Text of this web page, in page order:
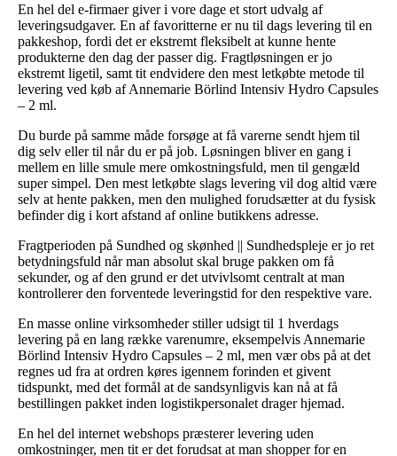
En hel del e-firmaer giver i vore dage et stort udvalg af
leveringsudgaver. En af favoritterne er nu til dags levering til en
pakkeshop, fordi det er ekstremt fleksibelt at kunne hente
produkterne den dag der passer dig. Fragtløsningen er jo
ekstremt ligetil, samt tit endvidere den mest letkøbte metode til
levering ved køb af Annemarie Börlind Intensiv Hydro Capsules
– 2 ml.
Du burde på samme måde forsøge at få varerne sendt hjem til
dig selv eller til når du er på job. Løsningen bliver en gang i
mellem en lille smule mere omkostningsfuld, men til gengæld
super simpel. Den mest letkøbte slags levering vil dog altid være
selv at hente pakken, men den mulighed forudsætter at du fysisk
befinder dig i kort afstand af online butikkens adresse.
Fragtperioden på Sundhed og skønhed || Sundhedspleje er jo ret
betydningsfuld når man absolut skal bruge pakken om få
sekunder, og af den grund er det utvivlsomt centralt at man
kontrollerer den forventede leveringstid for den respektive vare.
En masse online virksomheder stiller udsigt til 1 hverdags
levering på en lang række varenumre, eksempelvis Annemarie
Börlind Intensiv Hydro Capsules – 2 ml, men vær obs på at det
regnes ud fra at ordren køres igennem forinden et givent
tidspunkt, med det formål at de sandsynligvis kan nå at få
bestillingen pakket inden logistikpersonalet drager hjemad.
En hel del internet webshops præsterer levering uden
omkostninger, men tit er det forudsat at man shopper for en